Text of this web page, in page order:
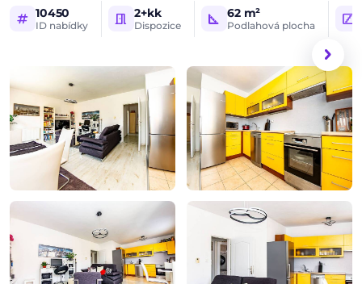
tag 10450
ID nabídky meeting_room 2+kk
Dispozice square_foot 62 m²
Podlahová plocha stairs
HLAVNÍ FOTOGRAFIE 1 / 18
chevron_right